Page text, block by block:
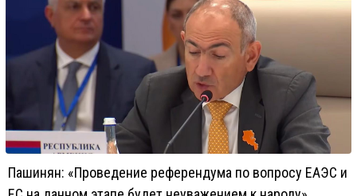
Пашинян: «Проведение референдума по вопросу ЕАЭС и